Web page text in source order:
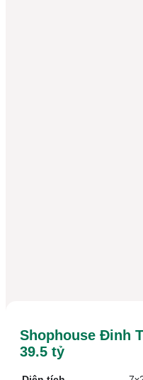
Shophouse Đinh
39.5 tỷ